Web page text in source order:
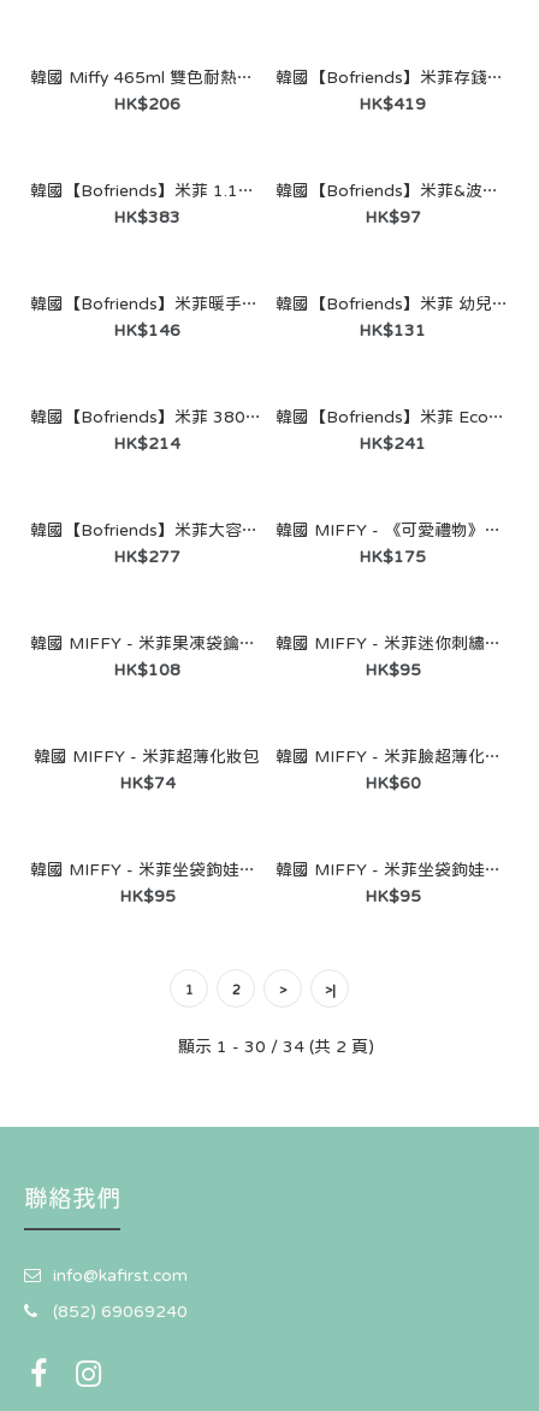
[Hollys │ Miffy 聯乘系列] 保冷袋 (6L)
HK$127
韓國 Miffy 465ml 雙色耐熱玻璃杯（正版授權）
HK$206
韓國【Bofriends】米菲存錢筒氛圍燈｜語音識別功能｜正版授權
HK$419
韓國【Bofriends】米菲 1.18L 大容量不鏽鋼隨行杯｜正版授權
HK$383
韓國【Bofriends】米菲&波里斯 衛生海綿｜正版授權
HK$97
韓國【Bofriends】米菲暖手寶熱敷包｜正版授權
HK$146
韓國【Bofriends】米菲 幼兒副食品蒸煮器｜矽膠微波餐具｜正版授權
HK$131
韓國【Bofriends】米菲 380ml 一鍵開啟不鏽鋼隨行杯｜正版授權
HK$214
韓國【Bofriends】米菲 Ecozen 幼兒餐盤｜正版授權
HK$241
韓國【Bofriends】米菲大容量不鏽鋼隨行杯 887ml｜正版授權
HK$277
韓國 MIFFY - 《可愛禮物》鬼怪米菲公仔25cm角色掛件娃娃兔子玩偶
HK$175
韓國 MIFFY - 米菲果凍袋鑰匙扣
HK$108
韓國 MIFFY - 米菲迷你刺繡小袋
HK$95
韓國 MIFFY - 米菲超薄化妝包
HK$74
韓國 MIFFY - 米菲臉超薄化妝包
HK$60
韓國 MIFFY - 米菲坐袋鉤娃娃（黃色）
HK$95
韓國 MIFFY - 米菲坐袋鉤娃娃（橘色）
HK$95
1 2 > >|
顯示 1 - 30 / 34 (共 2 頁)
聯絡我們
info@kafirst.com
(852) 69069240